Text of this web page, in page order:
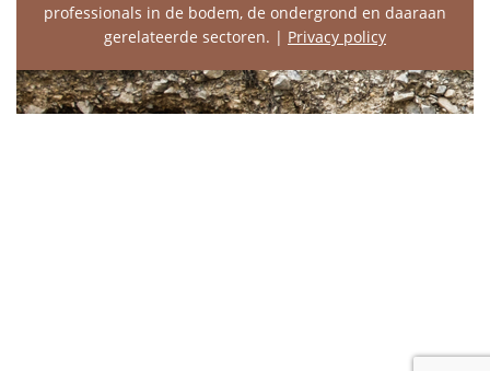
professionals in de bodem, de ondergrond en daaraan
gerelateerde sectoren. | Privacy policy